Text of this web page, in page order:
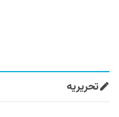
تحریریه